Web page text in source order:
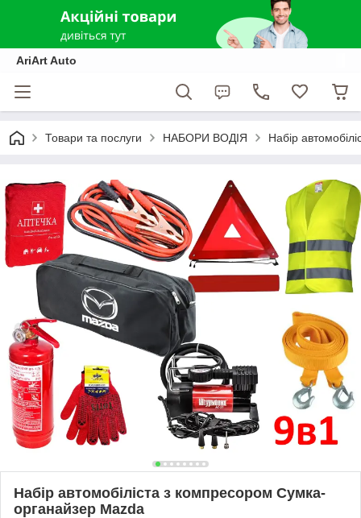
AriArt Auto
Товари та послуги НАБОРИ ВОДІЯ Набір
Набір автомобіліста з компресором Сумка-
органайзер Mazda